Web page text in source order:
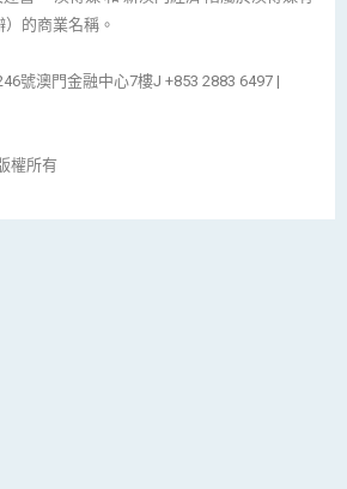
）的商業名稱。
號澳門金融中心7樓J +853 2883 6497 |
權所有